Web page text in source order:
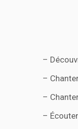
–
–
–
–